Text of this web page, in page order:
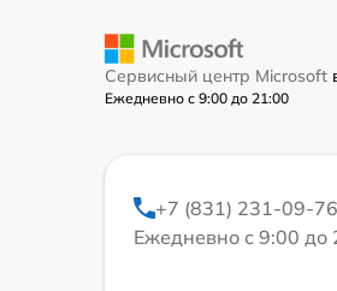
Сервисный центр Microsoft
Ежедневно с 9:00 до 21:00
+7 (831) 231-09-76
Ежедневно с 9:00 до